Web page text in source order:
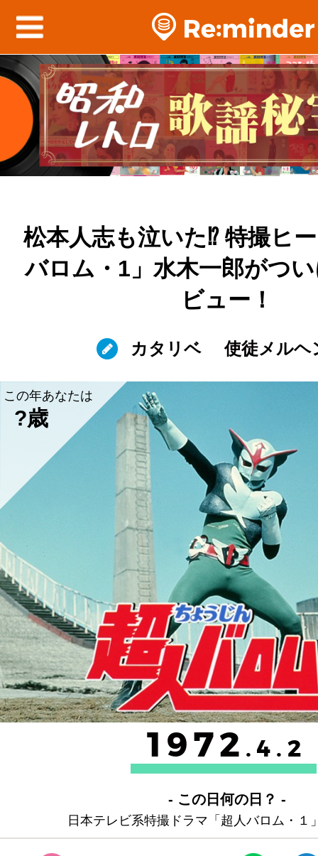
松本人志も泣いた⁉ 特撮ヒ
バロム・1」水木一郎がつ
ビュー！
カタリベ 使徒メルヘ
この年あなたは
?歳
1972 .4.2
- この日何の日？ -
日本テレビ系特撮ドラマ「超人バロム・１